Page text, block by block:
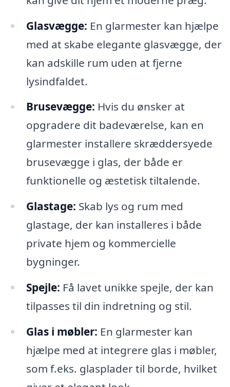
Glasvægge: En glarmester kan hjælpe
med at skabe elegante glasvægge, der
kan adskille rum uden at fjerne
lysindfaldet.
Brusevægge: Hvis du ønsker at
opgradere dit badeværelse, kan en
glarmester installere skræddersyede
brusevægge i glas, der både er
funktionelle og æstetisk tiltalende.
Glastage: Skab lys og rum med
glastage, der kan installeres i både
private hjem og kommercielle
bygninger.
Spejle: Få lavet unikke spejle, der kan
tilpasses til din indretning og stil.
Glas i møbler: En glarmester kan
hjælpe med at integrere glas i møbler,
som f.eks. glasplader til borde, hvilket